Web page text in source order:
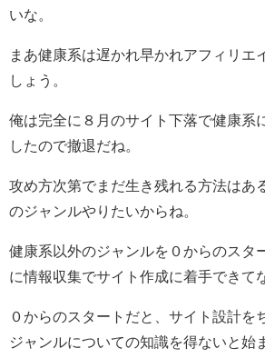
いな。
まあ健康系は遅かれ早かれアフィリエ
しょう。
俺は完全に８月のサイト下落で健康系
したので撤退だね。
攻め方次第でまだ生き残れる方法はあ
のジャンルやりたいからね。
健康系以外のジャンルを０からのスタ
に情報収集でサイト作成に着手できて
０からのスタートだと、サイト設計を
ジャンルについての知識を得ないと始